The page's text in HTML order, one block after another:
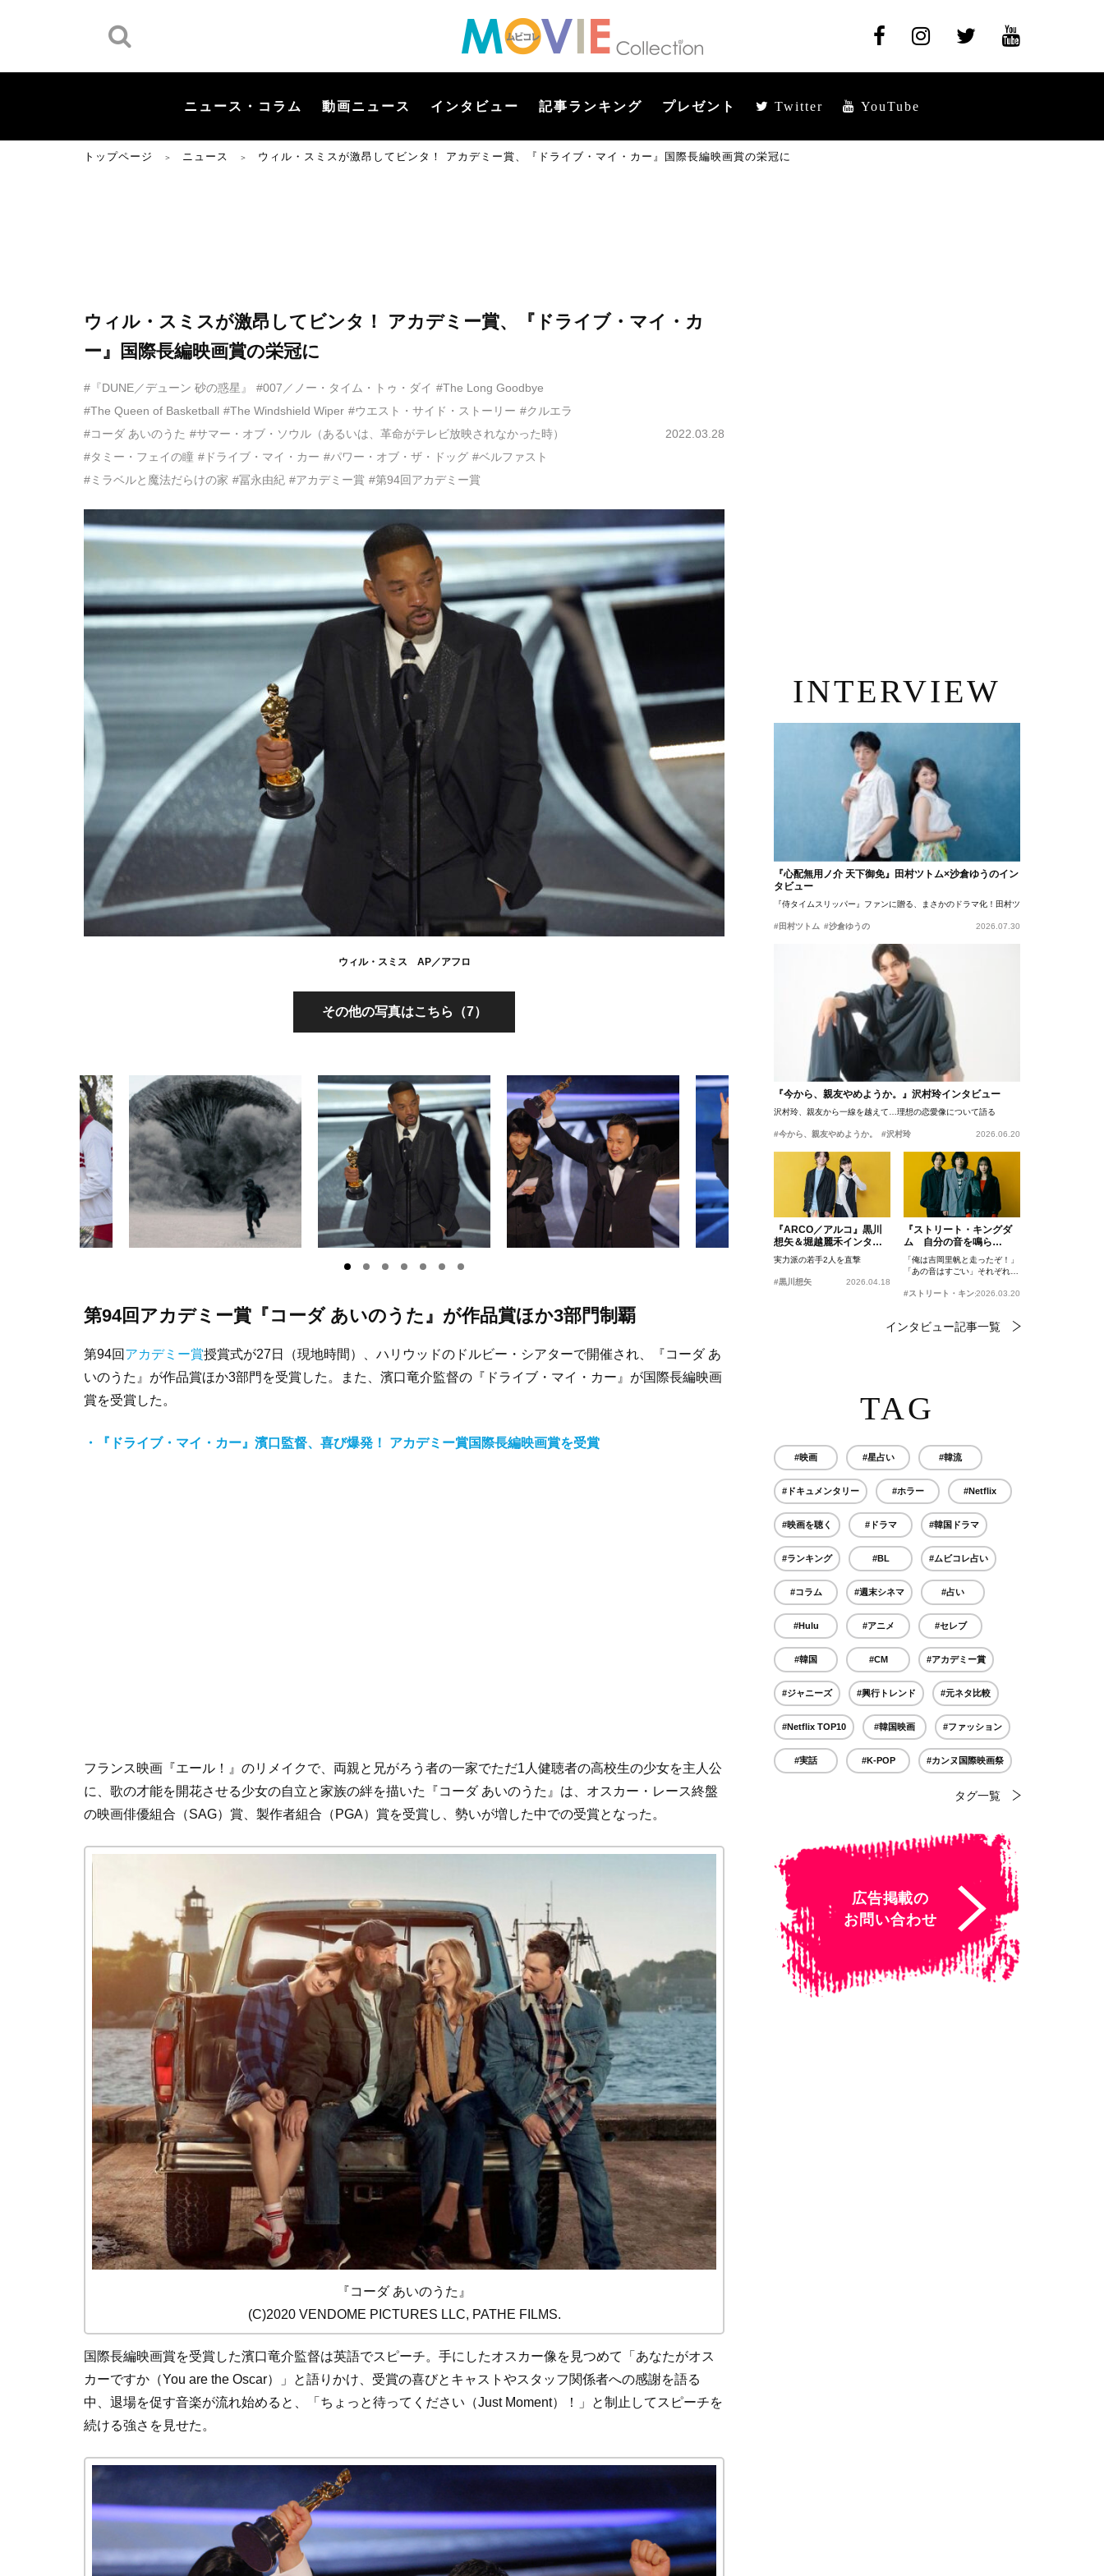
ニュース・コラム 動画ニュース インタビュー 記事ランキング プレゼント Twitter YouTube
トップページ ＞ ニュース ＞ ウィル・スミスが激昂してビンタ！ アカデミー賞、『ドライブ・マイ・カー』国際長編映画賞の栄冠に
ウィル・スミスが激昂してビンタ！ アカデミー賞、『ドライブ・マイ・カ
ー』国際長編映画賞の栄冠に
#『DUNE／デューン 砂の惑星』 #007／ノー・タイム・トゥ・ダイ #The Long Goodbye
#The Queen of Basketball #The Windshield Wiper #ウエスト・サイド・ストーリー #クルエラ
#コーダ あいのうた #サマー・オブ・ソウル（あるいは、革命がテレビ放映されなかった時）
#タミー・フェイの瞳 #ドライブ・マイ・カー #パワー・オブ・ザ・ドッグ #ベルファスト
#ミラベルと魔法だらけの家 #冨永由紀 #アカデミー賞 #第94回アカデミー賞
2022.03.28
ウィル・スミス AP／アフロ
その他の写真はこちら（7）
第94回アカデミー賞『コーダ あいのうた』が作品賞ほか3部門制覇
第94回 アカデミー賞授賞式が27日（現地時間）、ハリウッドのドルビー・シアターで開催され、『コーダ あ
いのうた』が作品賞ほか3部門を受賞した。また、濱口竜介監督の『ドライブ・マイ・カー』が国際長編映画
賞を受賞した。
・『ドライブ・マイ・カー』濱口監督、喜び爆発！ アカデミー賞国際長編映画賞を受賞
フランス映画『エール！』のリメイクで、両親と兄がろう者の一家でただ1人健聴者の高校生の少女を主人公
に、歌の才能を開花させる少女の自立と家族の絆を描いた『コーダ あいのうた』は、オスカー・レース終盤
の映画俳優組合（SAG）賞、製作者組合（PGA）賞を受賞し、勢いが増した中での受賞となった。
『コーダ あいのうた』
(C)2020 VENDOME PICTURES LLC, PATHE FILMS.
国際長編映画賞を受賞した濱口竜介監督は英語でスピーチ。手にしたオスカー像を見つめて「あなたがオス
カーですか（You are the Oscar）」と語りかけ、受賞の喜びとキャストやスタッフ関係者への感謝を語る
中、退場を促す音楽が流れ始めると、「ちょっと待ってください（Just Moment）！」と制止してスピーチを
続ける強さを見せた。
INTERVIEW
『心配無用ノ介 天下御免』田村ツトム×沙倉ゆうのイン
タビュー
『侍タイムスリッパー』ファンに贈る、まさかのドラマ化！田村ツトム×沙倉ゆうのが語
#田村ツトム #沙倉ゆうの 2026.07.30
『今から、親友やめようか。』沢村玲インタビュー
沢村玲、親友から一線を越えて…理想の恋愛像について語る
#今から、親友やめようか。 #沢村玲 2026.06.20
『ARCO／アルコ』黒川
想矢＆堀越麗禾インタビ
ュー
実力派の若手2人を直撃
#黒川想矢 2026.04.18
『ストリート・キングダ
ム 自分の音を鳴ら
せ。』峯田和伸、若葉竜
也、吉岡里帆インタビュ
ー
「俺は吉岡里帆と走ったぞ！」
「あの音はすごい」それぞれの
#ストリート・キングダム 自分の音を鳴らせ。
2026.03.20
インタビュー記事一覧
TAG
#映画 #星占い #韓流
#ドキュメンタリー #ホラー #Netflix
#映画を聴く #ドラマ #韓国ドラマ
#ランキング #BL #ムビコレ占い
#コラム #週末シネマ #占い
#Hulu #アニメ #セレブ
#韓国 #CM #アカデミー賞
#ジャニーズ #興行トレンド #元ネタ比較
#Netflix TOP10 #韓国映画 #ファッション
#実話 #K-POP #カンヌ国際映画祭
タグ一覧
広告掲載の
お問い合わせ